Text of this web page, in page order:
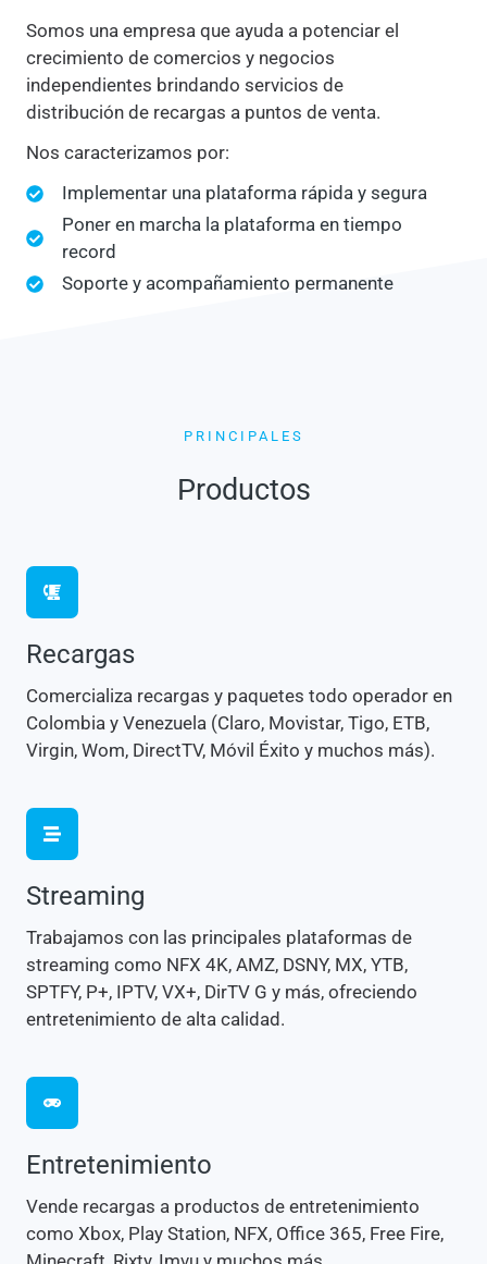
Somos una empresa que ayuda a potenciar el
crecimiento de comercios y negocios
independientes brindando servicios de
distribución de recargas a puntos de venta.
Nos caracterizamos por:
Implementar una plataforma rápida y segura
Poner en marcha la plataforma en tiempo
record
Soporte y acompañamiento permanente
PRINCIPALES
Productos
Recargas
Comercializa recargas y paquetes todo operador en
Colombia y Venezuela (Claro, Movistar, Tigo, ETB,
Virgin, Wom, DirectTV, Móvil Éxito y muchos más).
Streaming
Trabajamos con las principales plataformas de
streaming como NFX 4K, AMZ, DSNY, MX, YTB,
SPTFY, P+, IPTV, VX+, DirTV G y más, ofreciendo
entretenimiento de alta calidad.
Entretenimiento
Vende recargas a productos de entretenimiento
como Xbox, Play Station, NFX, Office 365, Free Fire,